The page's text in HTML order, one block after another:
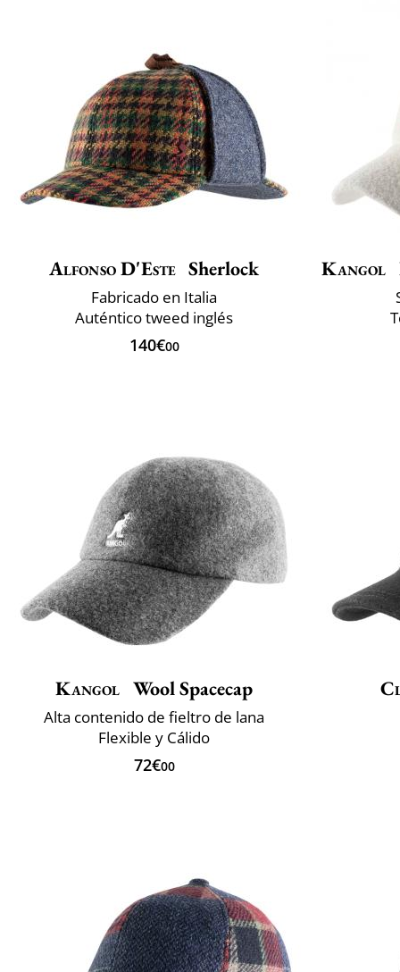
Alfonso D'Este Sherlock
Fabricado en Italia
Auténtico tweed inglés
140€00
Kangol
Kangol Wool Spacecap
Alta contenido de fieltro de lana
Flexible y Cálido
72€00